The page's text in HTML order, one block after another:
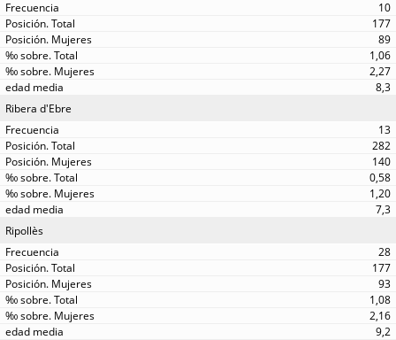
10
177
89
1,06
2,27
8,3
Ribera d'Ebre
13
282
140
0,58
1,20
7,3
Ripollès
28
177
93
1,08
2,16
9,2